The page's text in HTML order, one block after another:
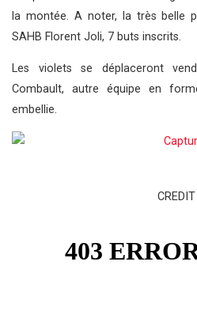
la montée. A noter, la très belle
SAHB Florent Joli, 7 buts inscrits.
Les violets se déplaceront
Combault, autre équipe en
embellie.